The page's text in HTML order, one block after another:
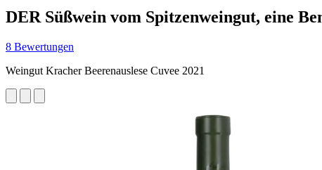
DER Süßwein vom Spitzenweingut, eine
8 Bewertungen
Weingut Kracher Beerenauslese Cuvee 2021